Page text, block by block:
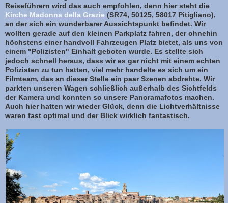
Reiseführern wird das auch empfohlen, denn hier steht die
Kirche Madonna della Grazie (SR74, 50125, 58017 Pitigliano),
an der sich ein wunderbarer Aussichtspunkt befindet. Wir
wollten gerade auf den kleinen Parkplatz fahren, der ohnehin
höchstens einer handvoll Fahrzeugen Platz bietet, als uns von
einem "Polizisten" Einhalt geboten wurde. Es stellte sich
jedoch schnell heraus, dass wir es gar nicht mit einem echten
Polizisten zu tun hatten, viel mehr handelte es sich um ein
Filmteam, das an dieser Stelle ein paar Szenen abdrehte. Wir
parkten unseren Wagen schließlich außerhalb des Sichtfelds
der Kamera und konnten so unsere Panoramafotos machen.
Auch hier hatten wir wieder Glück, denn die Lichtverhältnisse
waren fast optimal und der Blick wirklich fantastisch.